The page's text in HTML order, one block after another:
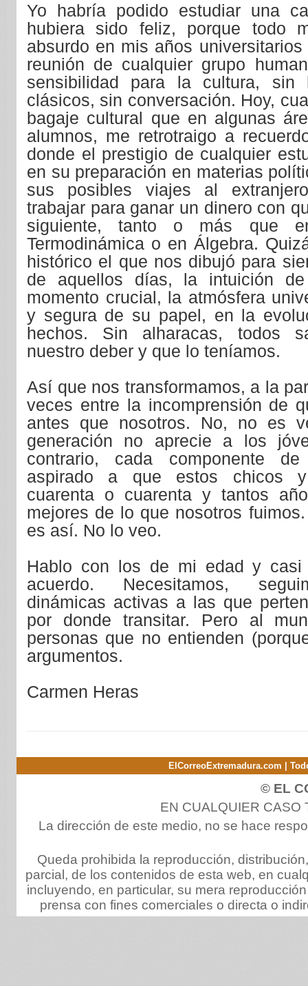
Yo habría podido estudiar una
hubiera sido feliz, porque todo
absurdo en mis años
reunión de cualquier grupo
sensibilidad para la cultura,
clásicos, sin conversación. Hoy,
bagaje cultural que en algunas
alumnos, me retrotraigo a
donde el prestigio de cualquier
en su preparación en materias
sus posibles viajes al
trabajar para ganar un dinero con
siguiente, tanto o más que
Termodinámica o en Álgebra.
histórico el que nos dibujó para
de aquellos días, la intuición
momento crucial, la atmósfera
y segura de su papel, en la
hechos. Sin alharacas, todos
nuestro deber y que lo teníamos.
Así que nos transformamos, a la
veces entre la incomprensión de
antes que nosotros. No, no es
generación no aprecie a los
contrario, cada componente
aspirado a que estos chicos
cuarenta o cuarenta y tantos
mejores de lo que nosotros
es así. No lo veo.
Hablo con los de mi edad y casi
acuerdo. Necesitamos,
dinámicas activas a las que
por donde transitar. Pero al
personas que no entienden
argumentos.
Carmen Heras
ElCorreoExtremadura.com |
© EL
EN CUALQUIER CASO
La dirección de este medio, no se hace
Queda prohibida la reproducción,
parcial, de los contenidos de esta web, en
incluyendo, en particular, su mera
prensa con fines comerciales o directa o